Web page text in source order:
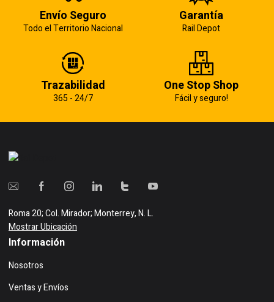
Envío Seguro
Todo el Territorio Nacional
Garantía
Rail Depot
Trazabilidad
365 - 24/7
One Stop Shop
Fácil y seguro!
Roma 20; Col. Mirador; Monterrey, N. L.
Mostrar Ubicación
Información
Nosotros
Ventas y Envíos